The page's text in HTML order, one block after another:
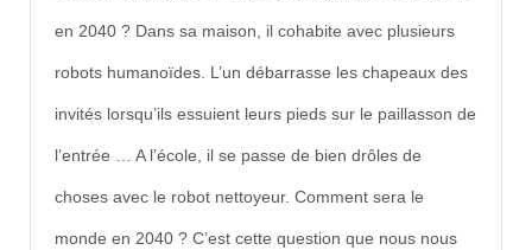
en 2040 ? Dans sa maison, il cohabite avec plusieurs
robots humanoïdes. L’un débarrasse les chapeaux des
invités lorsqu’ils essuient leurs pieds sur le paillasson de
l’entrée … A l’école, il se passe de bien drôles de
choses avec le robot nettoyeur. Comment sera le
monde en 2040 ? C’est cette question que nous nous